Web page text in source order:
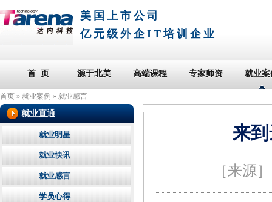
美国上市公司
亿元级外企IT培训企业
首 页 源于北美 高端课程 专家师资 就业案
首页 » 就业案例 » 就业感言
来
［来源
就业直通
就业明星
就业快讯
就业感言
学员心得